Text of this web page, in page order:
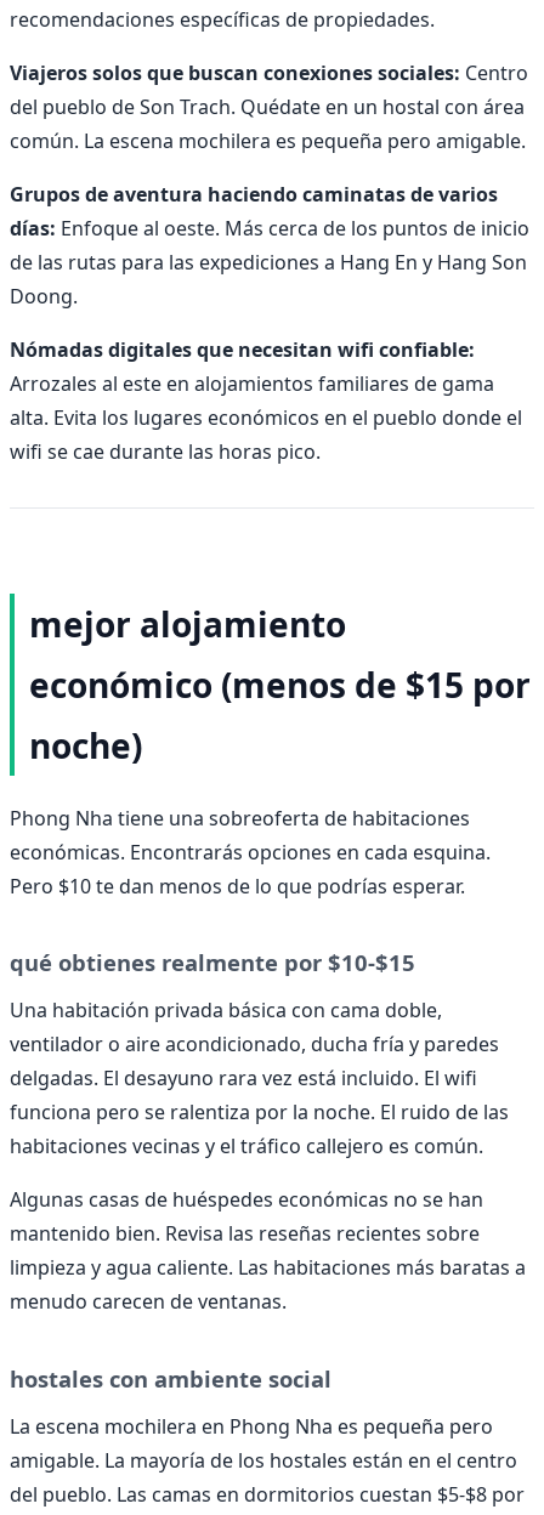
recomendaciones específicas de propiedades.
Viajeros solos que buscan conexiones sociales: Centro
del pueblo de Son Trach. Quédate en un hostal con área
común. La escena mochilera es pequeña pero amigable.
Grupos de aventura haciendo caminatas de varios
días: Enfoque al oeste. Más cerca de los puntos de inicio
de las rutas para las expediciones a Hang En y Hang Son
Doong.
Nómadas digitales que necesitan wifi confiable:
Arrozales al este en alojamientos familiares de gama
alta. Evita los lugares económicos en el pueblo donde el
wifi se cae durante las horas pico.
mejor alojamiento
económico (menos de $15 por
noche)
Phong Nha tiene una sobreoferta de habitaciones
económicas. Encontrarás opciones en cada esquina.
Pero $10 te dan menos de lo que podrías esperar.
qué obtienes realmente por $10-$15
Una habitación privada básica con cama doble,
ventilador o aire acondicionado, ducha fría y paredes
delgadas. El desayuno rara vez está incluido. El wifi
funciona pero se ralentiza por la noche. El ruido de las
habitaciones vecinas y el tráfico callejero es común.
Algunas casas de huéspedes económicas no se han
mantenido bien. Revisa las reseñas recientes sobre
limpieza y agua caliente. Las habitaciones más baratas a
menudo carecen de ventanas.
hostales con ambiente social
La escena mochilera en Phong Nha es pequeña pero
amigable. La mayoría de los hostales están en el centro
del pueblo. Las camas en dormitorios cuestan $5-$8 por